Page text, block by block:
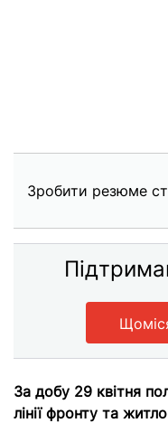
Зробити резюме
За добу 29 квітня
лінії фронту та